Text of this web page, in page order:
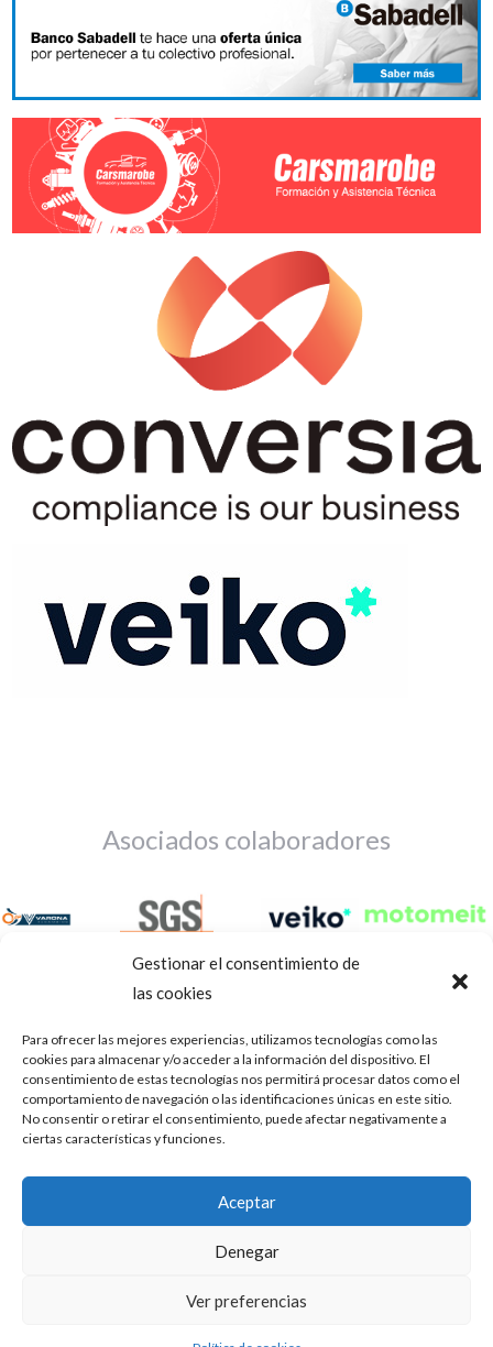
Gestionar el consentimiento de
las cookies
Para ofrecer las mejores experiencias, utilizamos tecnologías como las
cookies para almacenar y/o acceder a la información del dispositivo. El
consentimiento de estas tecnologías nos permitirá procesar datos como el
comportamiento de navegación o las identificaciones únicas en este sitio.
No consentir o retirar el consentimiento, puede afectar negativamente a
ciertas características y funciones.
Aceptar
Denegar
Ver preferencias
Asociados colaboradores
Aviso Legal Política de privacidad Portal de transparencia
ASOCIACIÓN DE TALLERES DE REPARACIÓN DE
AUTOMÓVILES • CIF: G14023832
Mediación, Arbitraje y Conciliación, de la Consejería de Empleo
Puedes aprender más sobre qué cookies utilizamos o